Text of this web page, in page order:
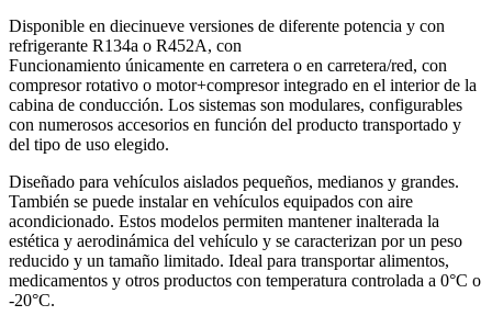
Disponible en diecinueve versiones de diferente potencia y con
refrigerante R134a o R452A, con
Funcionamiento únicamente en carretera o en carretera/red, con
compresor rotativo o motor+compresor integrado en el interior de la
cabina de conducción. Los sistemas son modulares, configurables
con numerosos accesorios en función del producto transportado y
del tipo de uso elegido.
Diseñado para vehículos aislados pequeños, medianos y grandes.
También se puede instalar en vehículos equipados con aire
acondicionado. Estos modelos permiten mantener inalterada la
estética y aerodinámica del vehículo y se caracterizan por un peso
reducido y un tamaño limitado. Ideal para transportar alimentos,
medicamentos y otros productos con temperatura controlada a 0°C o
-20°C.